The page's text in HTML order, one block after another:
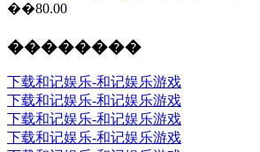
��80.00
��������
下载和记娱乐-和记娱乐游戏
下载和记娱乐-和记娱乐游戏
下载和记娱乐-和记娱乐游戏
下载和记娱乐-和记娱乐游戏